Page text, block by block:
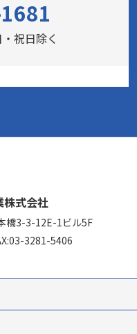
祝日除く
株式会社
橋3-3-12E-1ビル5F
3281-5406